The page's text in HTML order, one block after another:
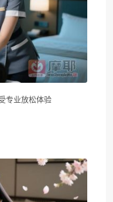
专业放松体验